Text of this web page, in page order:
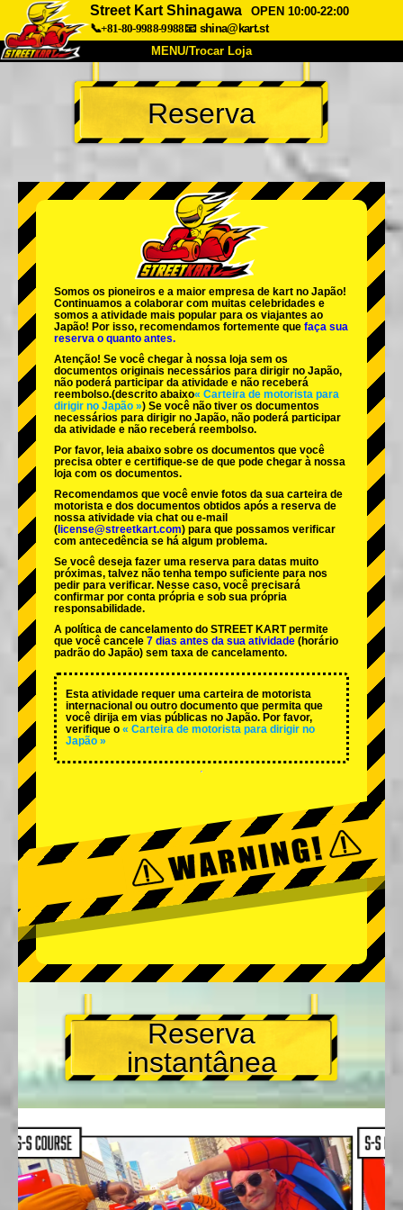
Street Kart Shinagawa
OPEN 10:00-22:00
📞+81-80-9988-9988📧 shina@kart.st
MENU/Trocar Loja
INÍCIO
Sobre Especificações Preços
Empresa Reserva
Trocar Loja
Tokyo Shinagawa Tokyo Akihabara#1
Tokyo Akihabara#2
Tokyo Shibuya Annex Tokyo Bay
Tokyo Asakusa Osaka
Okinawa
Reserva
Somos os pioneiros e a maior empresa de kart no Japão!
Continuamos a colaborar com muitas celebridades e
somos a atividade mais popular para os viajantes ao
Japão! Por isso, recomendamos fortemente que faça sua
reserva o quanto antes.
Atenção! Se você chegar à nossa loja sem os
documentos originais necessários para dirigir no Japão,
não poderá participar da atividade e não receberá
reembolso.(descrito abaixo« Carteira de motorista para
dirigir no Japão ») Se você não tiver os documentos
necessários para dirigir no Japão, não poderá participar
da atividade e não receberá reembolso.
Por favor, leia abaixo sobre os documentos que você
precisa obter e certifique-se de que pode chegar à nossa
loja com os documentos.
Recomendamos que você envie fotos da sua carteira de
motorista e dos documentos obtidos após a reserva de
nossa atividade via chat ou e-mail
( license@streetkart.com) para que possamos verificar
com antecedência se há algum problema.
Se você deseja fazer uma reserva para datas muito
próximas, talvez não tenha tempo suficiente para nos
pedir para verificar. Nesse caso, você precisará
confirmar por conta própria e sob sua própria
responsabilidade.
A política de cancelamento do STREET KART permite
que você cancele 7 dias antes da sua atividade (horário
padrão do Japão) sem taxa de cancelamento.
Esta atividade requer uma carteira de motorista
internacional ou outro documento que permita que
você dirija em vias públicas no Japão. Por favor,
verifique o « Carteira de motorista para dirigir no
Japão »
Reserva
instantânea